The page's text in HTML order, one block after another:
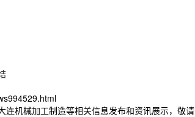
连机械加工制造等相关信息发布和资讯展示，敬请